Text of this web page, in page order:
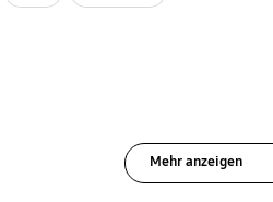
Mehr anzeigen